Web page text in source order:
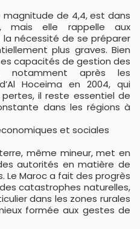
magnitude de 4,4, est dans
mais elle rappelle aux
nécessité de se préparer
plus graves. Bien
capacités de gestion des
notamment après les
Hoceima en 2004, qui
il reste essentiel de
dans les régions à
et sociales
même mineur, met en
autorités en matière de
Maroc a fait des progrès
catastrophes naturelles,
dans les zones rurales
formée aux gestes de